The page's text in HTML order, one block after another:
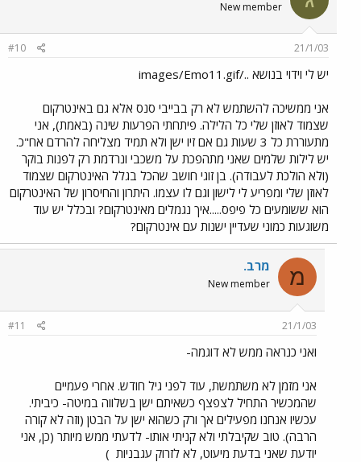
New member
21/1/03
#10
יש לי וידוי בנושא ../images/Emo11.gif
אני ממשיכה להשתמש לא רק בבייבי סנס אלא גם באינטרקום
שצמוד לאוזן שלי כל הלילה. פיתחתי הפרעות שינה (באמת), אני
מתעוררת כל 3 שעות גם אם זיו ישן ולא תמיד מצליחה להרדם אח"כ.
יש לילות שלמים שאני מתהפכת על משכבי ונרדמת רק לפנות בוקר
(ולא הולכת לעבודה). בן זוגי חושב שהכל בגלל האינטרקום שצמוד
לאוזן שלי ומפריע לי לישון וגם לו עצמו. היתרון והחיסרון של האינטרקום
הוא ששומעים כל פיפס.....איך נגמלים מאינטרקום? ובכלל יש עוד
משוגעות כמוני שעדיין ישנות עם אינטרקום?
מ מרב.
New member
21/1/03
#11
ואני כנראה ממש לא דוגמה-
אני מזמן לא משתמשת, עוד לפני גיל חודש. אחרי פעמיים
שהמכשיר התחיל לצפצף כשאיתם ישן בשלווה במיטה- כיביתי.
עכשיו אנחנו מפעילים אך ורק כשהוא ישן על הבטן (וזה לא קורה
הרבה). טוב שקיבלתי ולא קניתי אותו- לדעתי ממש מיותר (כן, אני
יודעת שאני בדעת מיעוט, לא לזרוק עגבניות )